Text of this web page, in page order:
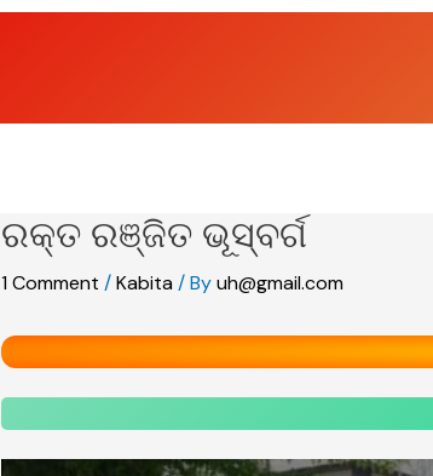
ରକ୍ତ ରଞ୍ଜିତ ଭୂସ୍ବର୍ଗ
1 Comment /Kabita / Byuh@gmail.com